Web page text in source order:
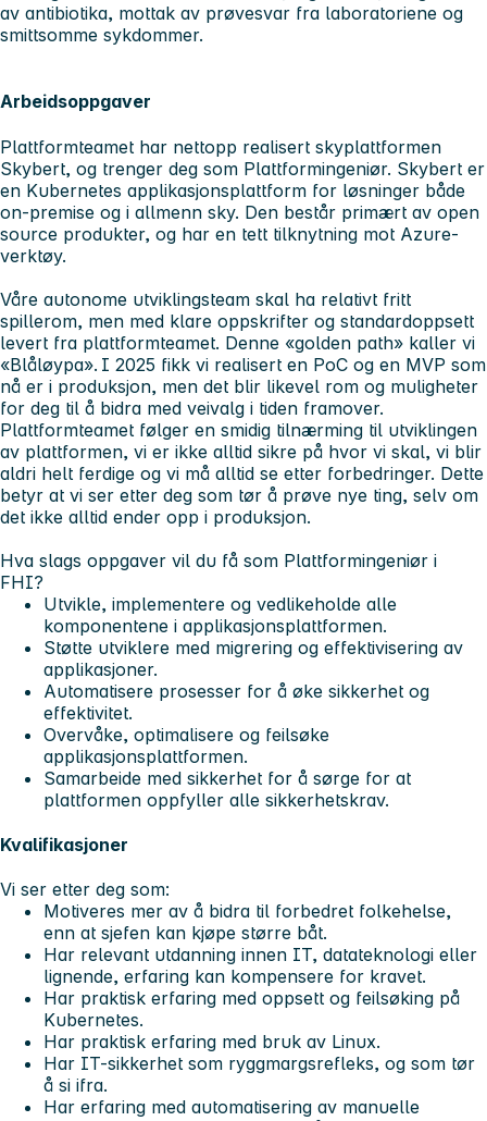
av antibiotika, mottak av prøvesvar fra laboratoriene og
smittsomme sykdommer.
Arbeidsoppgaver
Plattformteamet har nettopp realisert skyplattformen
Skybert, og trenger deg som Plattformingeniør. Skybert er
en Kubernetes applikasjonsplattform for løsninger både
on-premise og i allmenn sky. Den består primært av open
source produkter, og har en tett tilknytning mot Azure-
verktøy.
Våre autonome utviklingsteam skal ha relativt fritt
spillerom, men med klare oppskrifter og standardoppsett
levert fra plattformteamet. Denne «golden path» kaller vi
«Blåløypa». I 2025 fikk vi realisert en PoC og en MVP som
nå er i produksjon, men det blir likevel rom og muligheter
for deg til å bidra med veivalg i tiden framover.
Plattformteamet følger en smidig tilnærming til utviklingen
av plattformen, vi er ikke alltid sikre på hvor vi skal, vi blir
aldri helt ferdige og vi må alltid se etter forbedringer. Dette
betyr at vi ser etter deg som tør å prøve nye ting, selv om
det ikke alltid ender opp i produksjon.
Hva slags oppgaver vil du få som Plattformingeniør i
FHI?
Utvikle, implementere og vedlikeholde alle
komponentene i applikasjonsplattformen.
Støtte utviklere med migrering og effektivisering av
applikasjoner.
Automatisere prosesser for å øke sikkerhet og
effektivitet.
Overvåke, optimalisere og feilsøke
applikasjonsplattformen.
Samarbeide med sikkerhet for å sørge for at
plattformen oppfyller alle sikkerhetskrav.
Kvalifikasjoner
Vi ser etter deg som:
Motiveres mer av å bidra til forbedret folkehelse,
enn at sjefen kan kjøpe større båt.
Har relevant utdanning innen IT, datateknologi eller
lignende, erfaring kan kompensere for kravet.
Har praktisk erfaring med oppsett og feilsøking på
Kubernetes.
Har praktisk erfaring med bruk av Linux.
Har IT-sikkerhet som ryggmargsrefleks, og som tør
å si ifra.
Har erfaring med automatisering av manuelle